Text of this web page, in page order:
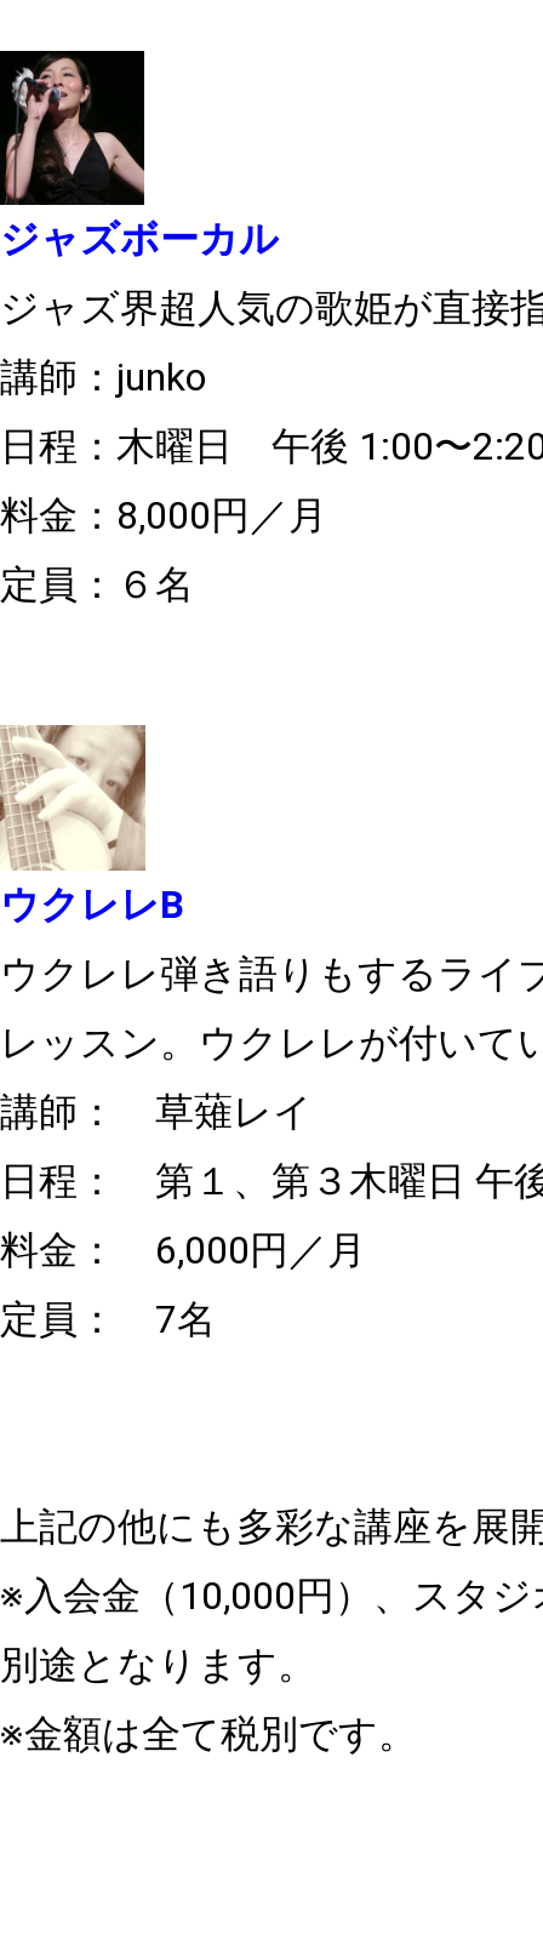
ジャズボーカル
ジャズ界超人気の歌姫が直接
講師：junko
日程：木曜日 午後 1:00〜
料金：8,000円／月
定員：６名
ウクレレB
ウクレレ弾き語りもするライ
レッスン。ウクレレが付いて
講師： 草薙レイ
日程： 第１、第３木曜日 午
料金： 6,000円／月
定員： 7名
上記の他にも多彩な講座を展
※入会金（10,000円）、スタ
別途となります。
※金額は全て税別です。